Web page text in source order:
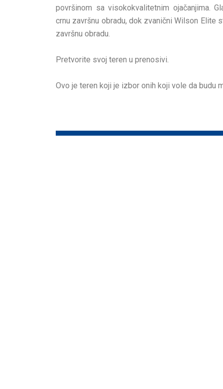
površinom sa visokokvalitetnim ojačanjima.
crnu završnu obradu, dok zvanični Wilson Elite
završnu obradu.
Pretvorite svoj teren u prenosivi.
Ovo je teren koji je izbor onih koji vole da budu